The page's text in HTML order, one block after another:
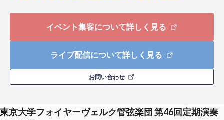
イベント集客について詳しく見る
ライブ配信について詳しく見る
お問い合わせ
東京大学フォイヤーヴェルク管弦楽団 第46回定期演奏